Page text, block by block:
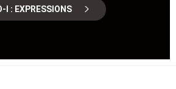
I : EXPRESSIONS